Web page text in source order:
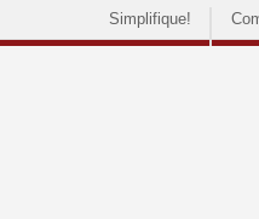
Simplifique!